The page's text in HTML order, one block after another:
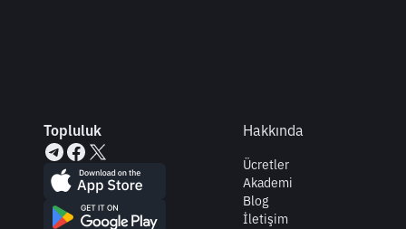
Topluluk Hakkında
Ücretler
Akademi
Blog
İletişim